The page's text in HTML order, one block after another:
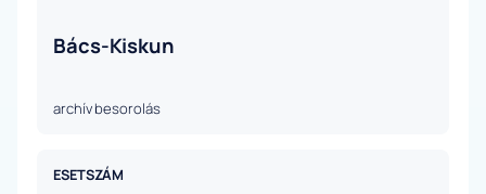
Bács-Kiskun
archív besorolás
ESETSZÁM